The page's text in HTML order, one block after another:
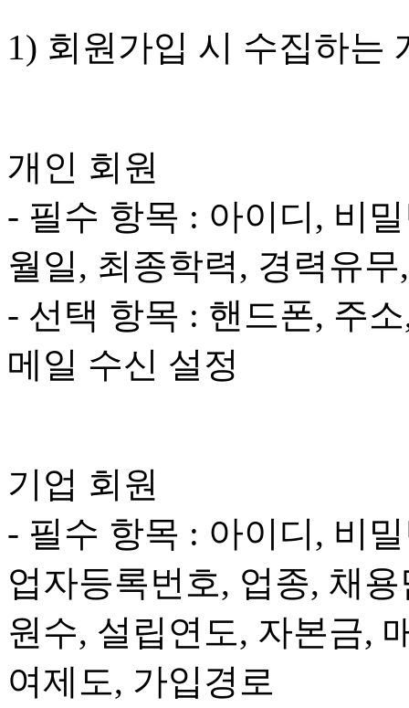
1) 회원가입 시 수집하는
개인 회원
- 필수 항목 : 아이디, 비
월일, 최종학력, 경력유
- 선택 항목 : 핸드폰, 주
메일 수신 설정
기업 회원
- 필수 항목 : 아이디, 비
업자등록번호, 업종, 채
원수, 설립연도, 자본금,
여제도, 가입경로